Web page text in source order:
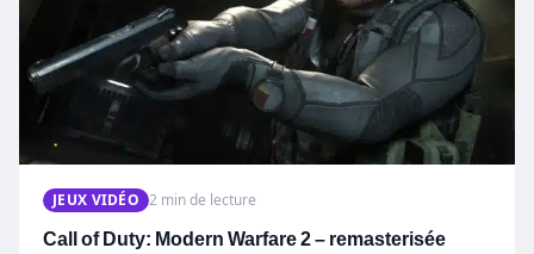
JEUX VIDÉO 2 min de lecture
Call of Duty: Modern Warfare 2 – remasterisée